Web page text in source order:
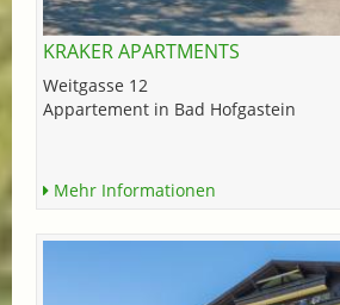
KRAKER APARTMENTS
Weitgasse 12
Appartement in Bad Hofgastein
Mehr Informationen